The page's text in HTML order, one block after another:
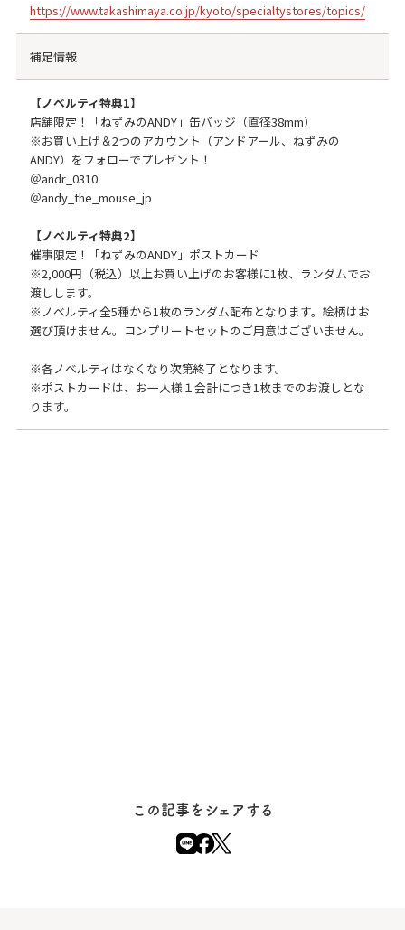
https://www.takashimaya.co.jp/kyoto/specialtystores/topics/
補足情報
【ノベルティ特典1】
店舗限定！「ねずみのANDY」缶バッジ（直径38mm）
※お買い上げ＆2つのアカウント（アンドアール、ねずみの
ANDY）をフォローでプレゼント！
＠andr_0310
＠andy_the_mouse_jp
【ノベルティ特典2】
催事限定！「ねずみのANDY」ポストカード
※2,000円（税込）以上お買い上げのお客様に1枚、ランダムでお
渡しします。
※ノベルティ全5種から1枚のランダム配布となります。絵柄はお
選び頂けません。コンプリートセットのご用意はございません。
※各ノベルティはなくなり次第終了となります。
※ポストカードは、お一人様１会計につき1枚までのお渡しとな
ります。
この記事をシェアする